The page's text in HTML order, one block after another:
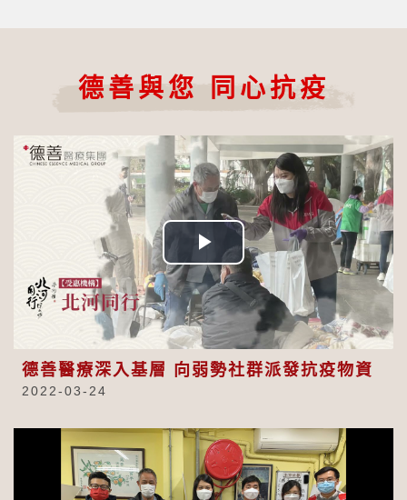
德善與您 同心抗疫
Play
Video
德善醫療深入基層 向弱勢社群派發抗疫物資
2022-03-24